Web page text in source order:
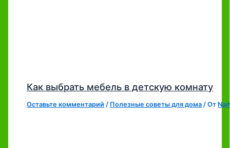
Как выбрать мебель в детскую комнату
Оставьте комментарий / Полезные советы для дома / От